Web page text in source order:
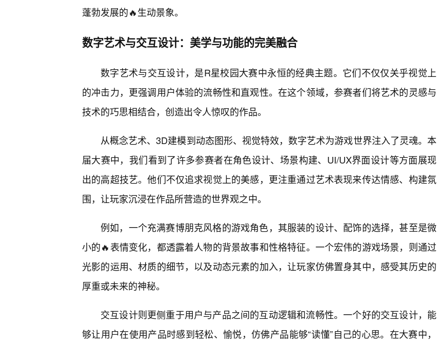
蓬勃发展的🔥生动景象。
数字艺术与交互设计：美学与功能的完美融合
数字艺术与交互设计，是R星校园大赛中永恒的经典主题。它们不仅仅关乎视觉上
的冲击力，更强调用户体验的流畅性和直观性。在这个领域，参赛者们将艺术的灵感与
技术的巧思相结合，创造出令人惊叹的作品。
从概念艺术、3D建模到动态图形、视觉特效，数字艺术为游戏世界注入了灵魂。本
届大赛中，我们看到了许多参赛者在角色设计、场景构建、UI/UX界面设计等方面展现
出的高超技艺。他们不仅追求视觉上的美感，更注重通过艺术表现来传达情感、构建氛
围，让玩家沉浸在作品所营造的世界观之中。
例如，一个充满赛博朋克风格的游戏角色，其服装的设计、配饰的选择，甚至是微
小的🔥表情变化，都透露着人物的背景故事和性格特征。一个宏伟的游戏场景，则通过
光影的运用、材质的细节，以及动态元素的加入，让玩家仿佛置身其中，感受其历史的
厚重或未来的神秘。
交互设计则更侧重于用户与产品之间的互动逻辑和流畅性。一个好的交互设计，能
够让用户在使用产品时感到轻松、愉悦，仿佛产品能够“读懂”自己的心思。在大赛中，